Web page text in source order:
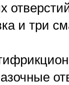
и три